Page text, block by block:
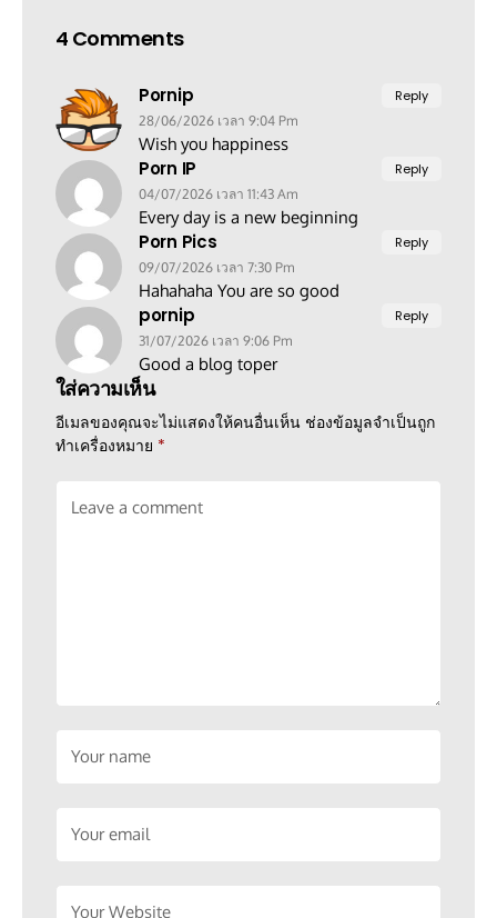
4 Comments
Pornip
28/06/2026 เวลา 9:04 Pm
Wish you happiness
Reply
Porn IP
04/07/2026 เวลา 11:43 Am
Every day is a new beginning
Reply
Porn Pics
09/07/2026 เวลา 7:30 Pm
Hahahaha You are so good
Reply
pornip
31/07/2026 เวลา 9:06 Pm
Good a blog toper
Reply
ใส่ความเห็น
อีเมลของคุณจะไม่แสดงให้คนอื่นเห็น ช่องข้อมูลจำเป็นถูก
ทำเครื่องหมาย *